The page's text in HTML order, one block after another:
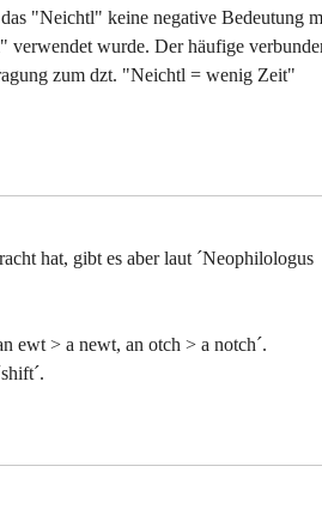
"Neichtl" keine negative Bedeutung
verwendet wurde. Der häufige
zum dzt. "Neichtl = wenig Zeit"
hat, gibt es aber laut ´Neophilologus
ewt > a newt, an otch > a notch´.